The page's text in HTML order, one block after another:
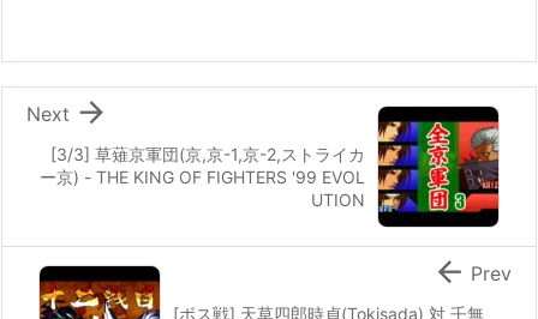
[3/3] 草薙京軍団(京,京-1,京-2,ストライカ
ー京) - THE KING OF FIGHTERS '99 EVOL
UTION

Next
[ボス戦] 天草四郎時貞(Tokisada) 対 壬無
 Prev